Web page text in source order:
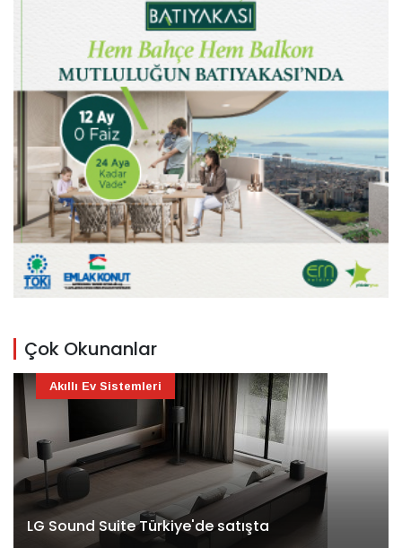
Çok Okunanlar
LG Sound Suite Türkiye'de satışta
Akıllı Ev Sistemleri